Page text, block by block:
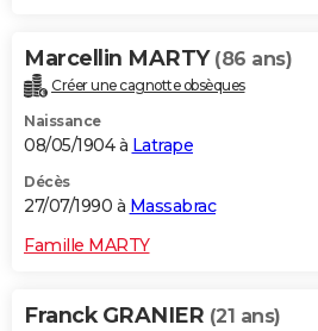
Marcellin MARTY (86 ans)
Créer une cagnotte obsèques
Naissance
08/05/1904 à Latrape
Décès
27/07/1990 à Massabrac
Famille MARTY
Franck GRANIER (21 ans)